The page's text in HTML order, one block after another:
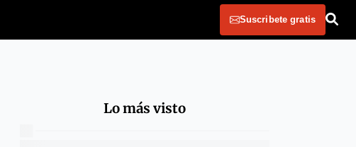
Suscribete gratis
Lo más visto